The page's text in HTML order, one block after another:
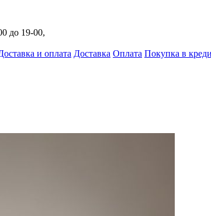
до 19-00,
и оплата Доставка Оплата Покупка в